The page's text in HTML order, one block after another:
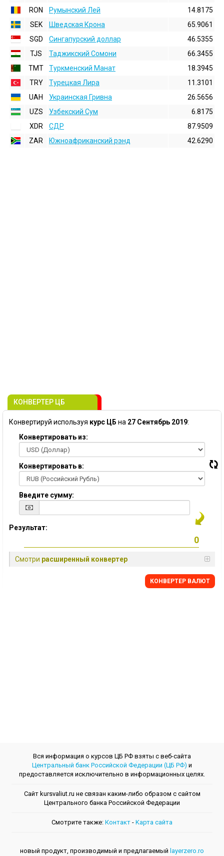
RON
Румынский Лей
14.8175
SEK
Шведская Крона
65.9061
SGD
Сингапурский доллар
46.5355
TJS
Таджикский Сомони
66.3455
TMT
Туркменский Манат
18.3945
TRY
Турецкая Лира
11.3101
UAH
Украинская Гривна
26.5656
UZS
Узбекский Сум
6.8175
XDR
СДР
87.9509
ZAR
Южноафриканский рэнд 42.6290
КОНВЕРТЕР ЦБ
Конвертируй используя курс ЦБ на 27 Сентябрь 2019:
Конвертировать из:
Конвертировать в:
Введите сумму:
Результат:
Смотри расширенный конвертер
КОНВЕРТЕР ВАЛЮТ
Вся информация о курсов ЦБ РФ взяты с веб-сайта
Центральный банк Российской Федерации (ЦБ РФ) и
предоставляется исключительно в информационных целях.
Сайт kursvaliut.ru не связан каким-либо образом с сайтом
Центрального банкa Российской Федерации
Смотрите также: Контакт - Kарта сайта
новый продукт, производимый и предлагаемый layerzero.ro